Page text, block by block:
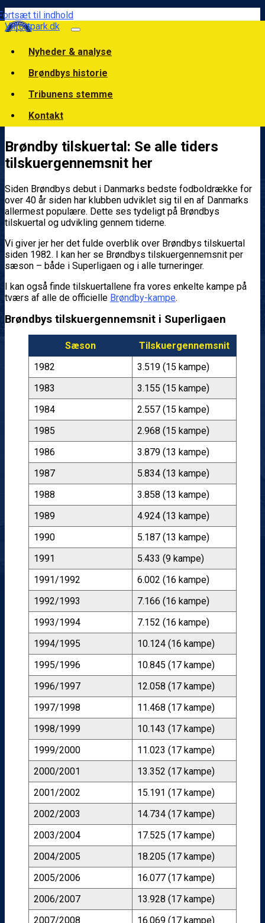
til indhold
Vilfortpark.dk
Nyheder & analyse
Brøndbys historie
Tribunens stemme
Kontakt
Brøndby tilskuertal: Se alle tiders
tilskuergennemsnit her
Siden Brøndbys debut i Danmarks bedste fodboldrække for
over 40 år siden har klubben udviklet sig til en af Danmarks
allermest populære. Dette ses tydeligt på Brøndbys
tilskuertal og udvikling gennem tiderne.
Vi giver jer her det fulde overblik over Brøndbys tilskuertal
siden 1982. I kan her se Brøndbys tilskuergennemsnit per
sæson – både i Superligaen og i alle turneringer.
I kan også finde tilskuertallene fra vores enkelte kampe på
tværs af alle de officielle Brøndby-kampe.
Brøndbys tilskuergennemsnit i Superligaen
Sæson
Tilskuergennemsnit
1982
3.519 (15 kampe)
1983
3.155 (15 kampe)
1984
2.557 (15 kampe)
1985
2.968 (15 kampe)
1986
3.879 (13 kampe)
1987
5.834 (13 kampe)
1988
3.858 (13 kampe)
1989
4.924 (13 kampe)
1990
5.187 (13 kampe)
1991
5.433 (9 kampe)
1991/1992
6.002 (16 kampe)
1992/1993
7.166 (16 kampe)
1993/1994
7.152 (16 kampe)
1994/1995
10.124 (16 kampe)
1995/1996
10.845 (17 kampe)
1996/1997
12.058 (17 kampe)
1997/1998
11.468 (17 kampe)
1998/1999
10.143 (17 kampe)
1999/2000
11.023 (17 kampe)
2000/2001
13.352 (17 kampe)
2001/2002
15.191 (17 kampe)
2002/2003
14.734 (17 kampe)
2003/2004
17.525 (17 kampe)
2004/2005
18.205 (17 kampe)
2005/2006
16.077 (17 kampe)
2006/2007
13.928 (17 kampe)
2007/2008
16.069 (17 kampe)